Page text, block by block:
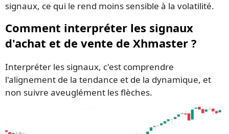
signaux, ce qui le rend moins sensible à la volatilité.
Comment interpréter les signaux
d'achat et de vente de Xhmaster ?
Interpréter les signaux, c'est comprendre
l'alignement de la tendance et de la dynamique, et
non suivre aveuglément les flèches.